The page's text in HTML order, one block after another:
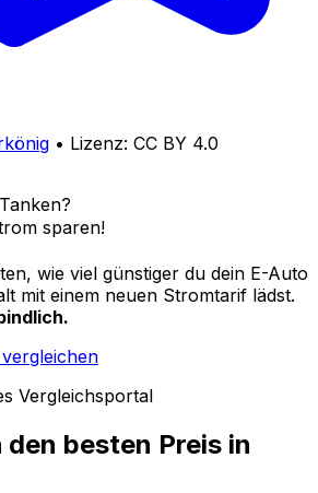
• Lizenz: CC BY 4.0
sparen!
wie viel günstiger du dein E-Auto
mit einem neuen Stromtarif lädst.
Vergleichsportal
besten Preis in